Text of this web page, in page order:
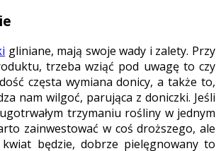
gliniane, mają swoje wady i zalety. Przy
trzeba wziąć pod uwagę to czy
częsta wymiana donicy, a także to,
nam wilgoć, parująca z doniczki. Jeśli
trzymaniu rośliny w jednym
zainwestować w coś droższego, ale
kwiat będzie, dobrze pielęgnowany to